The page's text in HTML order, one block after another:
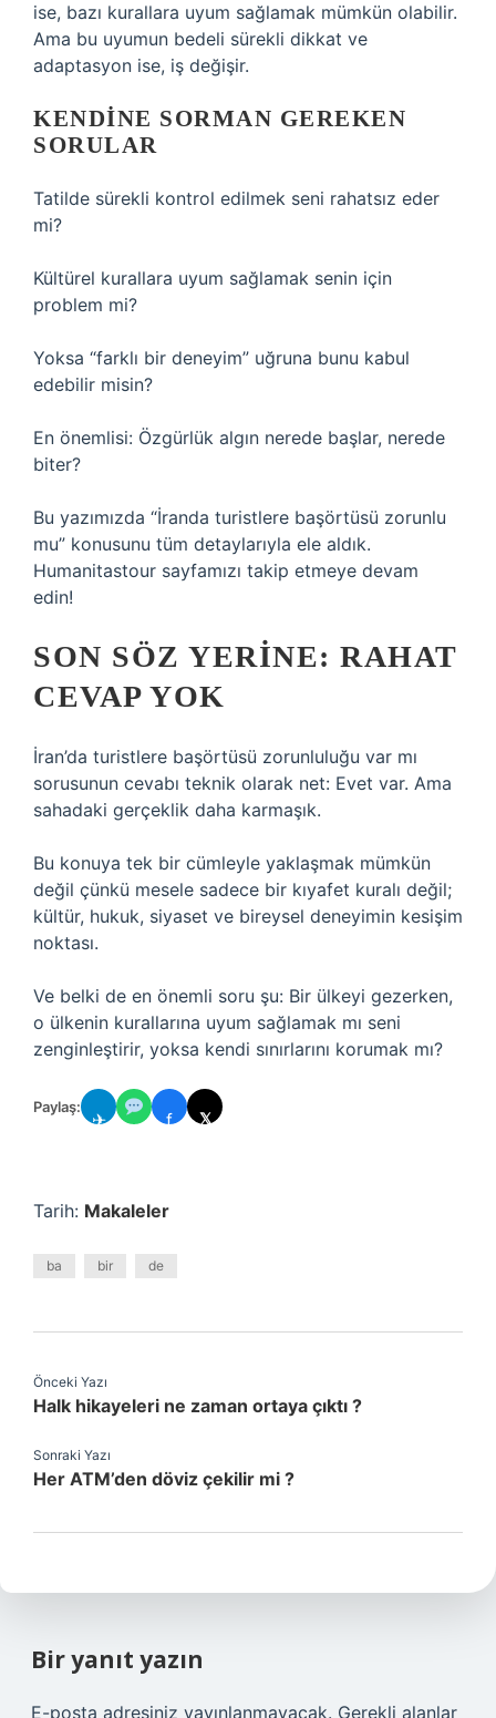
ise, bazı kurallara uyum sağlamak mümkün olabilir.
Ama bu uyumun bedeli sürekli dikkat ve
adaptasyon ise, iş değişir.
KENDINE SORMAN GEREKEN
SORULAR
Tatilde sürekli kontrol edilmek seni rahatsız eder
mi?
Kültürel kurallara uyum sağlamak senin için
problem mi?
Yoksa “farklı bir deneyim” uğruna bunu kabul
edebilir misin?
En önemlisi: Özgürlük algın nerede başlar, nerede
biter?
Bu yazımızda “İranda turistlere başörtüsü zorunlu
mu” konusunu tüm detaylarıyla ele aldık.
Humanitastour sayfamızı takip etmeye devam
edin!
SON SÖZ YERINE: RAHAT
CEVAP YOK
İran’da turistlere başörtüsü zorunluluğu var mı
sorusunun cevabı teknik olarak net: Evet var. Ama
sahadaki gerçeklik daha karmaşık.
Bu konuya tek bir cümleyle yaklaşmak mümkün
değil çünkü mesele sadece bir kıyafet kuralı değil;
kültür, hukuk, siyaset ve bireysel deneyimin kesişim
noktası.
Ve belki de en önemli soru şu: Bir ülkeyi gezerken,
o ülkenin kurallarına uyum sağlamak mı seni
zenginleştirir, yoksa kendi sınırlarını korumak mı?
Paylaş:
✈ f 𝕏
Tarih: Makaleler
ba bir de
Önceki Yazı
Halk hikayeleri ne zaman ortaya çıktı ?
Sonraki Yazı
Her ATM’den döviz çekilir mi ?
Bir yanıt yazın
E-posta adresiniz yayınlanmayacak. Gerekli alanlar